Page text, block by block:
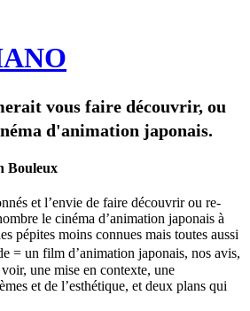
vous faire découvrir, ou
d'animation japonais.
Bouleux
et l’envie de faire découvrir ou re-
le cinéma d’animation japonais à
pépites moins connues mais toutes aussi
= un film d’animation japonais, nos avis,
une mise en contexte, une
et de l’esthétique, et deux plans qui